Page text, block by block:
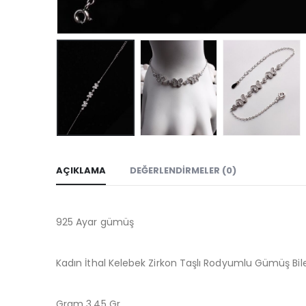
AÇIKLAMA DEĞERLENDIRMELER (0)
925 Ayar gümüş
Kadın İthal Kelebek Zirkon Taşlı Rodyumlu Gümüş